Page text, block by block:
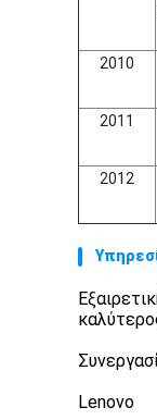
2010
2011
2012
Lenovo